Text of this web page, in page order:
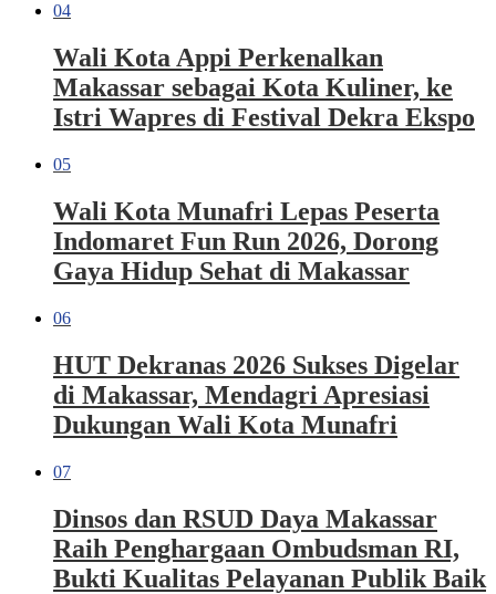
04
Wali Kota Appi Perkenalkan
Makassar sebagai Kota Kuliner, ke
Istri Wapres di Festival Dekra Ekspo
05
Wali Kota Munafri Lepas Peserta
Indomaret Fun Run 2026, Dorong
Gaya Hidup Sehat di Makassar
06
HUT Dekranas 2026 Sukses Digelar
di Makassar, Mendagri Apresiasi
Dukungan Wali Kota Munafri
07
Dinsos dan RSUD Daya Makassar
Raih Penghargaan Ombudsman RI,
Bukti Kualitas Pelayanan Publik Baik